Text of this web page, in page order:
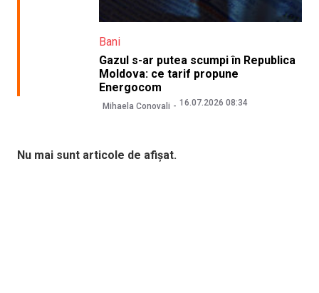
Bani
Gazul s-ar putea scumpi în Republica
Moldova: ce tarif propune
Energocom
Mihaela Conovali 16.07.2026 08:34
Nu mai sunt articole de afișat.